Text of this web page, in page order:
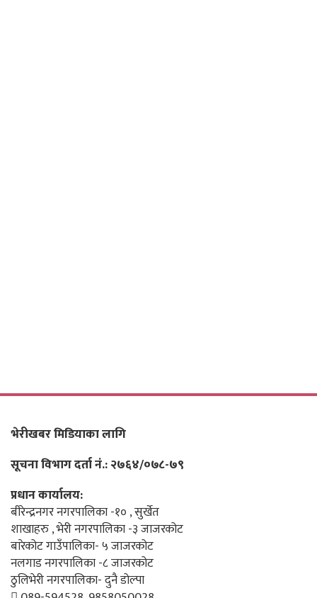
भेरीखबर मिडियाका लागि
सूचना विभाग दर्ता नं.: २७६४/०७८-७९
प्रधान कार्यालय:
बीरेन्द्रनगर नगरपालिका -१० , सुर्खेत
शाखाहरु , भेरी नगरपालिका -३ जाजरकोट
बारेकोट गाउँपालिका- ५ जाजरकोट
नलगाड नगरपालिका -८ जाजरकोट
ठुलिभेरी नगरपालिका- दुनै डोल्पा